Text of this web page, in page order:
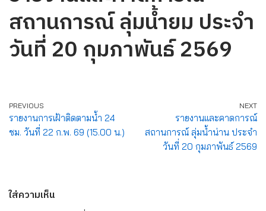
สถานการณ์ ลุ่มน้ำยม ประจำ
วันที่ 20 กุมภาพันธ์ 2569
PREVIOUS
รายงานการเฝ้าติดตามน้ำ 24
ชม. วันที่ 22 ก.พ. 69 (15.00 น.)
NEXT
รายงานและคาดการณ์
สถานการณ์ ลุ่มน้ำน่าน ประจำ
วันที่ 20 กุมภาพันธ์ 2569
ใส่ความเห็น